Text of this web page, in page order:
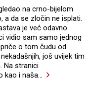
na crno-bijelom
a da se zločin ne isplati.
je već odavno
vidio sam samo jednog
o tom čudu od
još uvijek tim
Na stranici
kao i naša…